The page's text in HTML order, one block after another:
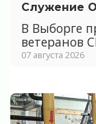
Служение
В Выборге
ветеранов
07 августа 2026